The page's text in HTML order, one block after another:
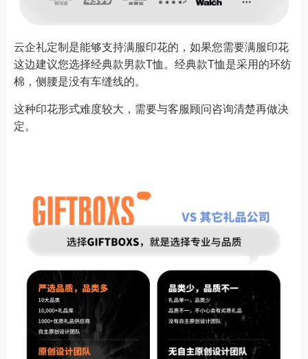
云企礼定制是能够支持满服印花的，如果您需要满服印花
这边建议您选择经典款男款T恤。经典款T恤是采用的环纺
棉，侧腰是没有车缝线的。
这种印花形式难度较大，需要与客服顾问咨询清楚再做决
定。